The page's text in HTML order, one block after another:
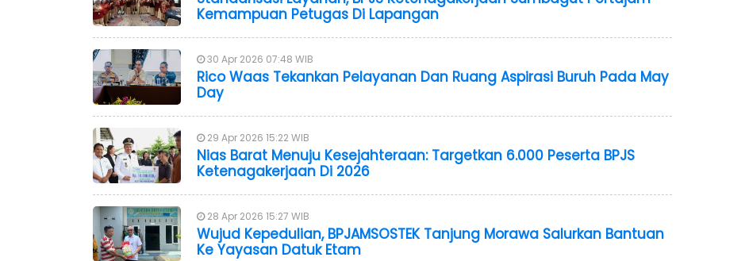
Kemampuan Petugas Di Lapangan
30 Apr 2026 07:48 WIB
Rico Waas Tekankan Pelayanan Dan Ruang Aspirasi Buruh Pada May
Day
29 Apr 2026 15:22 WIB
Nias Barat Menuju Kesejahteraan: Targetkan 6.000 Peserta BPJS
Ketenagakerjaan Di 2026
28 Apr 2026 15:27 WIB
Wujud Kepedulian, BPJAMSOSTEK Tanjung Morawa Salurkan Bantuan
Ke Yayasan Datuk Etam